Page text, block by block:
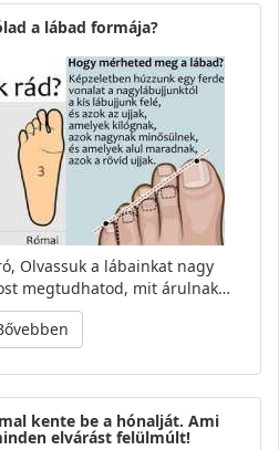
a lábad formája?
Olvassuk a lábainkat nagy
megtudhatod, mit árulnak…
kente be a hónalját. Ami
elvárást felülmúlt!